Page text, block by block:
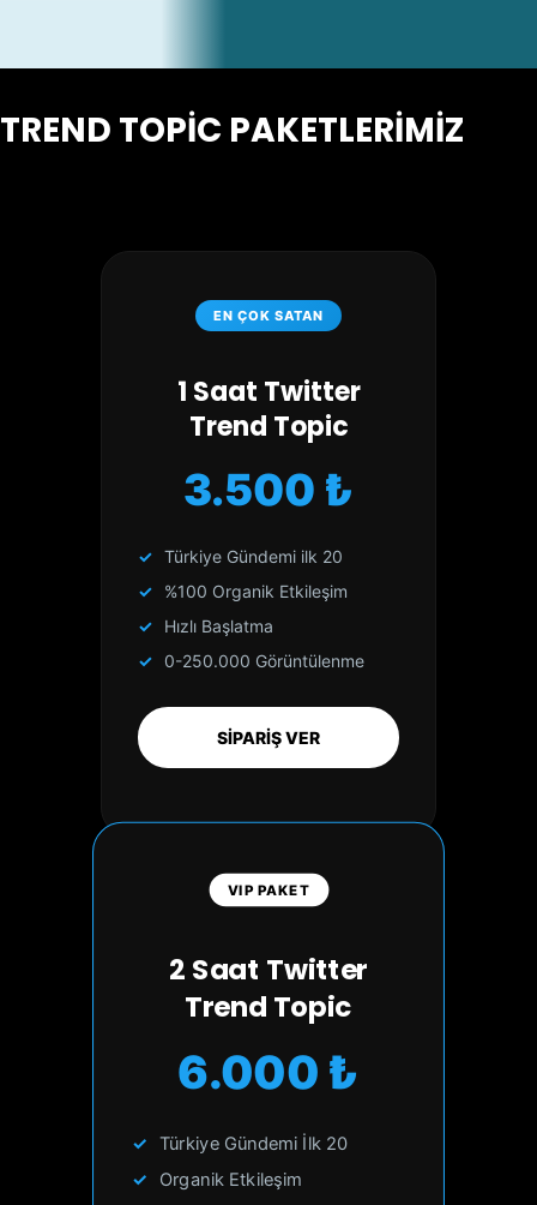
TREND TOPİC PAKETLERİMİZ
EN ÇOK SATAN
1 Saat Twitter
Trend Topic
3.500 ₺
Türkiye Gündemi ilk 20
%100 Organik Etkileşim
Hızlı Başlatma
0-250.000 Görüntülenme
SİPARİŞ VER
VIP PAKET
2 Saat Twitter
Trend Topic
6.000 ₺
Türkiye Gündemi İlk 20
Organik Etkileşim